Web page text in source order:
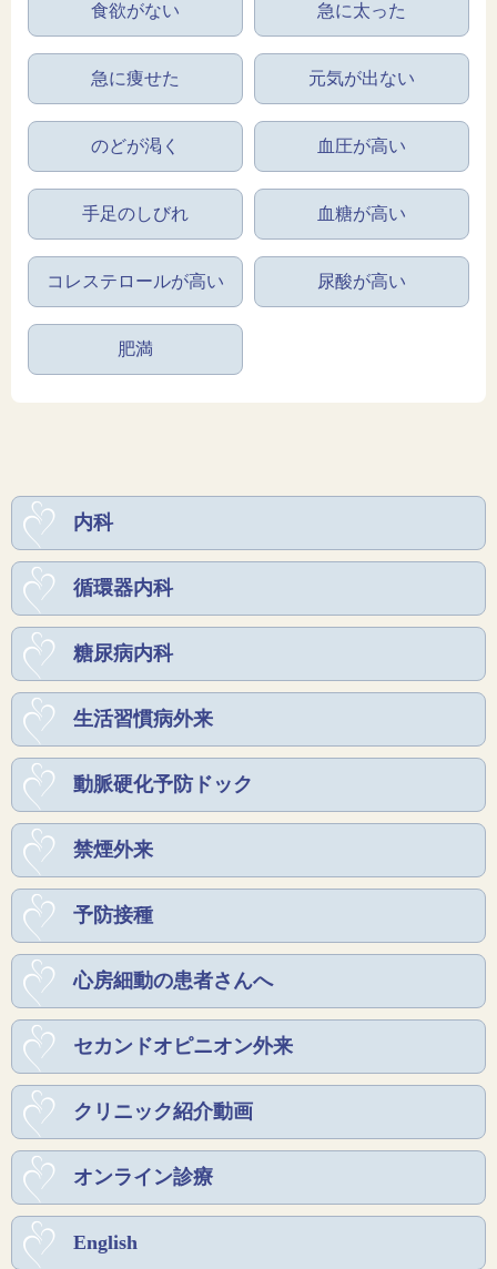
食欲がない 急に太った
急に痩せた 元気が出ない
のどが渇く 血圧が高い
手足のしびれ 血糖が高い
コレステロールが高い 尿酸が高い
肥満
内科
循環器内科
糖尿病内科
生活習慣病外来
動脈硬化予防ドック
禁煙外来
予防接種
心房細動の患者さんへ
セカンドオピニオン外来
クリニック紹介動画
オンライン診療
English